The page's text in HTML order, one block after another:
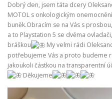
AKTUALITY BLOG
Dobrý den, jsem táta dcery
MOTOL s onkologickým
buněk.Obracím se na Vás s
a to Playstation 5 se dvěma
bráškou
My velmi rádi
potřebujeme Vás a proto budeme
jakoukoli částkou na transparentní
Děkujeme